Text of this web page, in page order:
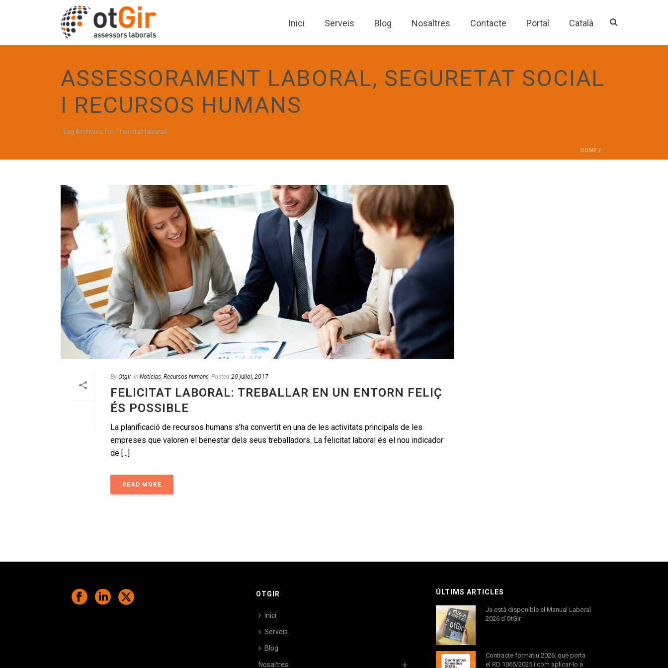
Inici Serveis Blog Nosaltres Contacte Portal Català
ASSESSORAMENT LABORAL, SEGURETAT SOCIAL
I RECURSOS HUMANS
Tag Archives for: "felicitat laboral"
HOME /
By Otgir In Notícias, Recursos humans Posted 20 juliol, 2017
FELICITAT LABORAL: TREBALLAR EN UN ENTORN FELIÇ
ÉS POSSIBLE
La planificació de recursos humans s’ha convertit en una de les activitats principals de les
empreses que valoren el benestar dels seus treballadors. La felicitat laboral és el nou indicador
de [...]
READ MORE
OTGIR
Inici
Serveis
Blog
Nosaltres
ÚLTIMS ARTICLES
Ja està disponible el Manual Laboral
2026 d’OtGir
Contracte formatiu 2026: què porta
el RD 1065/2025 i com aplicar-lo a